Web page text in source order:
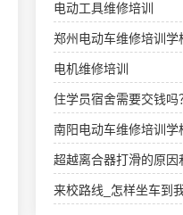
电动工具维修培训
郑州电动车维修培训学
电机维修培训
住学员宿舍需要交钱吗
南阳电动车维修培训学
超越离合器打滑的原因
来校路线_怎样坐车到